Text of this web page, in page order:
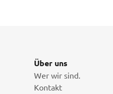
Über uns
Wer wir sind.
Kontakt